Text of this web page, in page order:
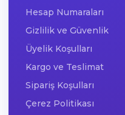
Hesap Numaraları
Gizlilik ve Güvenlik
Üyelik Koşulları
Kargo ve Teslimat
Sipariş Koşulları
Çerez Politikası